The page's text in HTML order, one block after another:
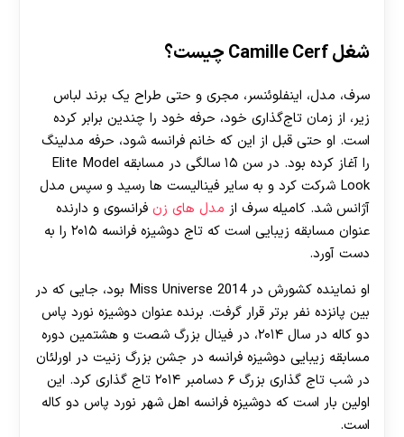
شغل Camille Cerf چیست؟
سرف، مدل، اینفلوئنسر، مجری و حتی طراح یک برند لباس
زیر، از زمان تاج‌گذاری خود، حرفه خود را چندین برابر کرده
است. او حتی قبل از این که خانم فرانسه شود، حرفه مدلینگ
را آغاز کرده بود. در سن ۱۵ سالگی در مسابقه Elite Model
Look شرکت کرد و به سایر فینالیست ها رسید و سپس مدل
آژانس شد. کامیله سرف از مدل های زن فرانسوی و دارنده
عنوان مسابقه زیبایی است که تاج دوشیزه فرانسه ۲۰۱۵ را به
دست آورد.
او نماینده کشورش در Miss Universe 2014 بود، جایی که در
بین پانزده نفر برتر قرار گرفت. برنده عنوان دوشیزه نورد پاس
دو کاله در سال ۲۰۱۴، در فینال بزرگ شصت و هشتمین دوره
مسابقه زیبایی دوشیزه فرانسه در جشن بزرگ زنیت در اورلئان
در شب تاج گذاری بزرگ ۶ دسامبر ۲۰۱۴ تاج گذاری کرد. این
اولین بار است که دوشیزه فرانسه اهل شهر نورد پاس دو کاله
است.